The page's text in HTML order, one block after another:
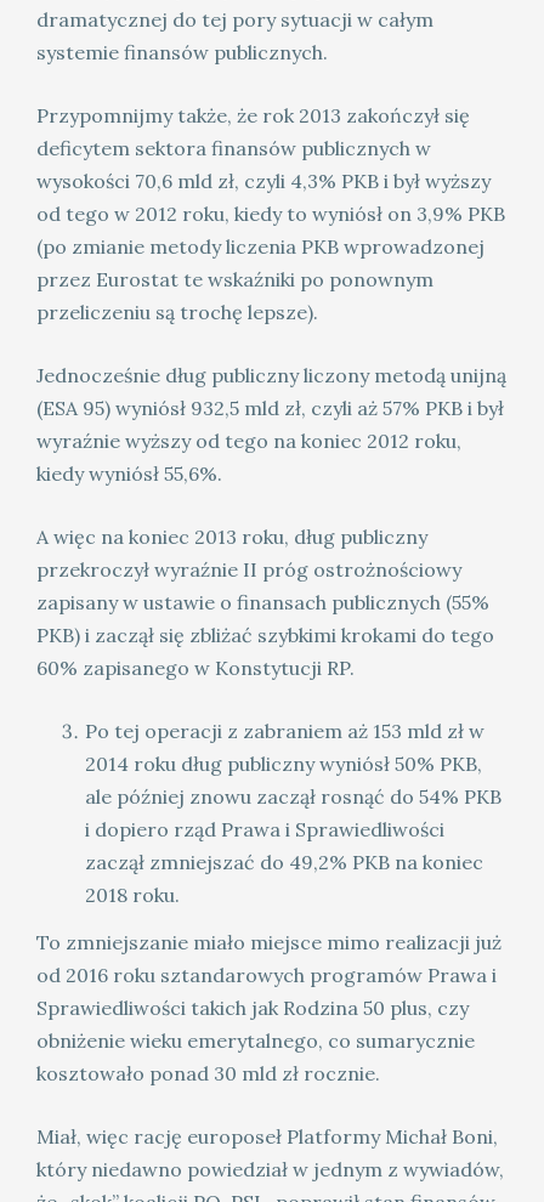
dramatycznej do tej pory sytuacji w całym
systemie finansów publicznych.
Przypomnijmy także, że rok 2013 zakończył się
deficytem sektora finansów publicznych w
wysokości 70,6 mld zł, czyli 4,3% PKB i był wyższy
od tego w 2012 roku, kiedy to wyniósł on 3,9% PKB
(po zmianie metody liczenia PKB wprowadzonej
przez Eurostat te wskaźniki po ponownym
przeliczeniu są trochę lepsze).
Jednocześnie dług publiczny liczony metodą unijną
(ESA 95) wyniósł 932,5 mld zł, czyli aż 57% PKB i był
wyraźnie wyższy od tego na koniec 2012 roku,
kiedy wyniósł 55,6%.
A więc na koniec 2013 roku, dług publiczny
przekroczył wyraźnie II próg ostrożnościowy
zapisany w ustawie o finansach publicznych (55%
PKB) i zaczął się zbliżać szybkimi krokami do tego
60% zapisanego w Konstytucji RP.
Po tej operacji z zabraniem aż 153 mld zł w
2014 roku dług publiczny wyniósł 50% PKB,
ale później znowu zaczął rosnąć do 54% PKB
i dopiero rząd Prawa i Sprawiedliwości
zaczął zmniejszać do 49,2% PKB na koniec
2018 roku.
To zmniejszanie miało miejsce mimo realizacji już
od 2016 roku sztandarowych programów Prawa i
Sprawiedliwości takich jak Rodzina 50 plus, czy
obniżenie wieku emerytalnego, co sumarycznie
kosztowało ponad 30 mld zł rocznie.
Miał, więc rację europoseł Platformy Michał Boni,
który niedawno powiedział w jednym z wywiadów,